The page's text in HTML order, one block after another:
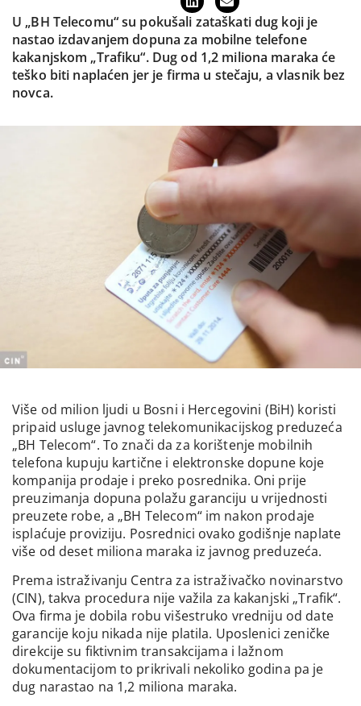
U „BH Telecomu“ su pokušali zataškati dug koji je
nastao izdavanjem dopuna za mobilne telefone
kakanjskom „Trafiku“. Dug od 1,2 miliona maraka će
teško biti naplaćen jer je firma u stečaju, a vlasnik bez
novca.
Više od milion ljudi u Bosni i Hercegovini (BiH) koristi
pripaid usluge javnog telekomunikacijskog preduzeća
„BH Telecom“. To znači da za korištenje mobilnih
telefona kupuju kartične i elektronske dopune koje
kompanija prodaje i preko posrednika. Oni prije
preuzimanja dopuna polažu garanciju u vrijednosti
preuzete robe, a „BH Telecom“ im nakon prodaje
isplaćuje proviziju. Posrednici ovako godišnje naplate
više od deset miliona maraka iz javnog preduzeća.
Prema istraživanju Centra za istraživačko novinarstvo
(CIN), takva procedura nije važila za kakanjski „Trafik“.
Ova firma je dobila robu višestruko vredniju od date
garancije koju nikada nije platila. Uposlenici zeničke
direkcije su fiktivnim transakcijama i lažnom
dokumentacijom to prikrivali nekoliko godina pa je
dug narastao na 1,2 miliona maraka.